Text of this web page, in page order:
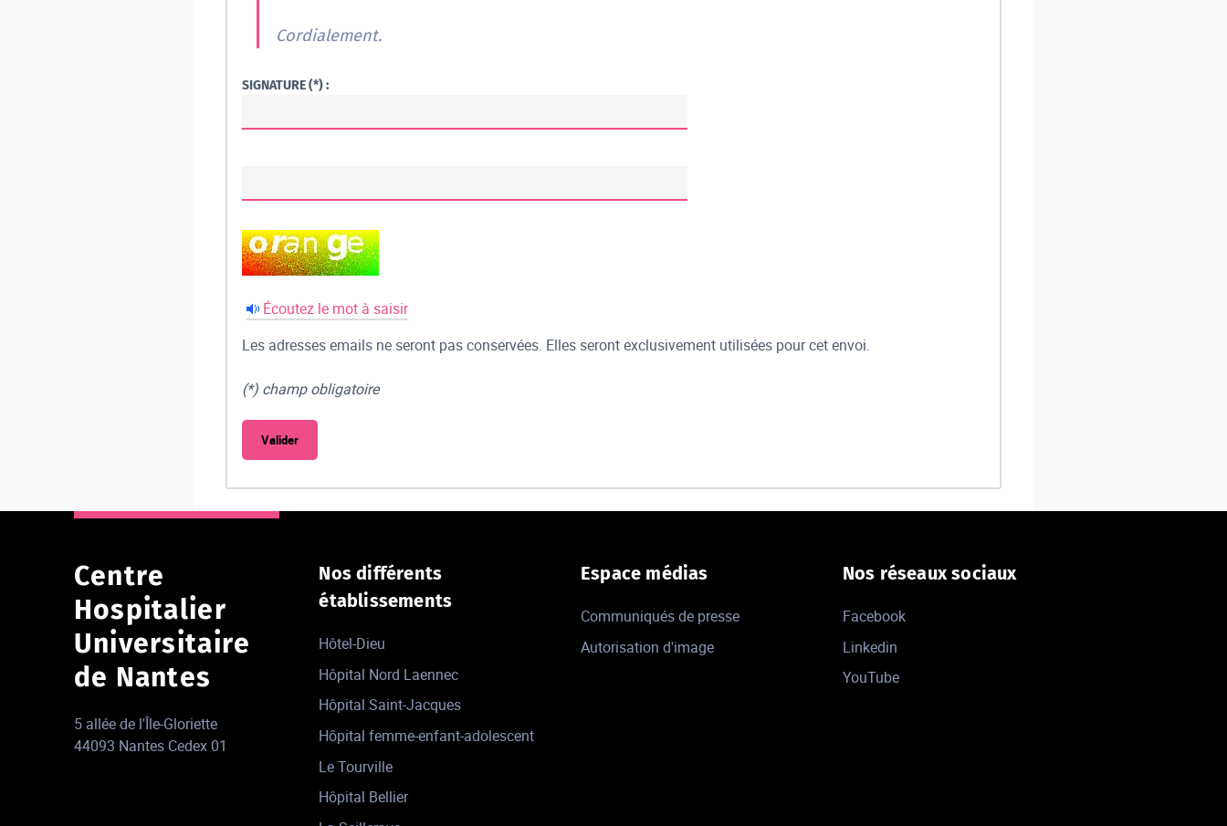
Cordialement.
SIGNATURE (*) :
Écoutez le mot à saisir
Les adresses emails ne seront pas conservées. Elles seront exclusivement utilisées pour cet envoi.
(*) champ obligatoire
Centre
Hospitalier
Universitaire
de Nantes
5 allée de l'Île-Gloriette
44093 Nantes Cedex 01
Nos différents
établissements
Hôtel-Dieu
Hôpital Nord Laennec
Hôpital Saint-Jacques
Hôpital femme-enfant-adolescent
Le Tourville
Hôpital Bellier
Espace médias
Communiqués de presse
Autorisation d'image
Nos réseaux sociaux
Facebook
Linkedin
YouTube